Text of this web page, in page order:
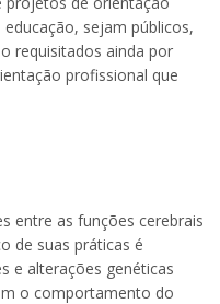
sejam públicos,
requisitados ainda por
profissional que
entre as funções cerebrais
de suas práticas é
e alterações genéticas
o comportamento do